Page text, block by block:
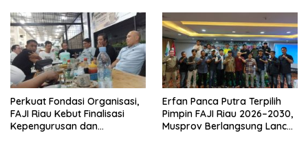
Perkuat Fondasi Organisasi,
FAJI Riau Kebut Finalisasi
Kepengurusan dan
Erfan Panca Putra Terpilih
Pimpin FAJI Riau 2026–2030,
Musprov Berlangsung Lancar